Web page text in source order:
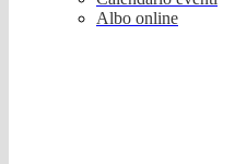
Albo online